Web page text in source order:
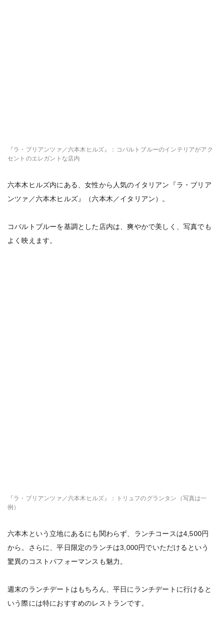
『ラ・ブリアンツァ／六本木ヒルズ』：コバルトブルーのインテリアがアク
セントのエレガントな店内
六本木ヒルズ内にある、女性から人気のイタリアン『ラ・ブリア
ンツァ／六本木ヒルズ』（六本木／イタリアン）。
コバルトブルーを基調とした店内は、爽やかで美しく、写真でも
よく映えます。
『ラ・ブリアンツァ／六本木ヒルズ』：トリュフのグランタン（写真は一
例）
六本木という立地にあるにも関わらず、ランチコースは4,500円
から。さらに、平日限定のランチは3,000円でいただけるという
驚異のコストパフォーマンスも魅力。
週末のランチデートはもちろん、平日にランチデートに行けると
いう際には特におすすめのレストランです。